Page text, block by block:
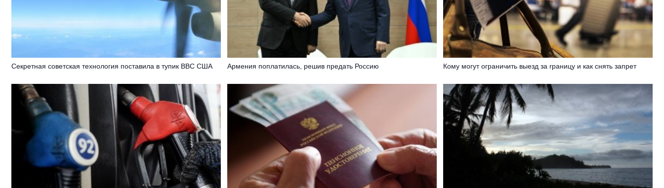
Секретная советская технология поставила в тупик ВВС США Армения поплатилась, решив предать Россию Кому могут ограничить выезд за границу и как снять запрет